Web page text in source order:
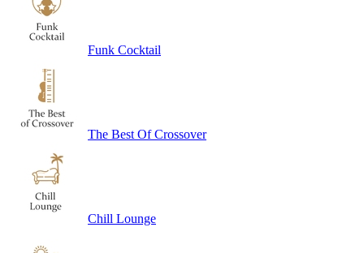
Funk Cocktail
The Best Of Crossover
Chill Lounge